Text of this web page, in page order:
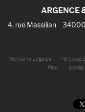
ARGENCE
4, rue Massilian 34000
Mentions Légales Politique
Plan
Accès